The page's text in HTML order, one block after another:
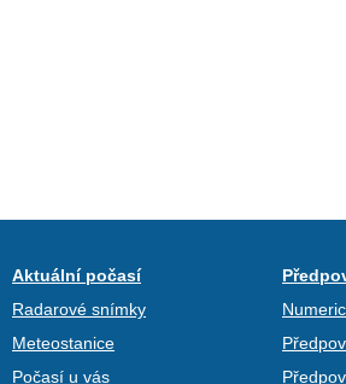
Aktuální počasí
Radarové snímky
Meteostanice
Počasí u vás